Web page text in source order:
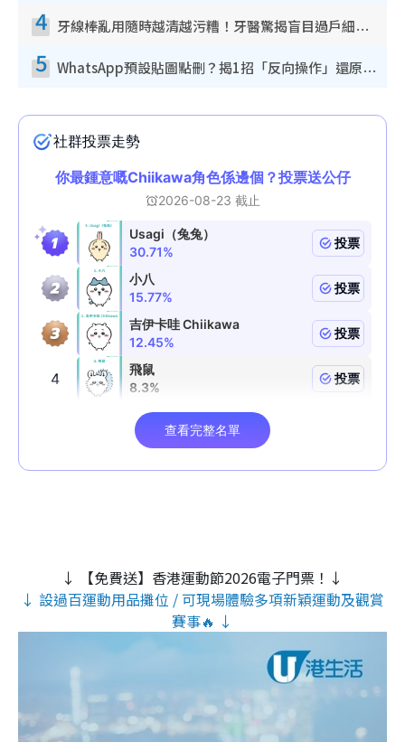
4 牙線棒亂用隨時越清越污糟！牙醫驚揭盲目過戶細菌恐致蛀牙：呢種先係日常真保養
5 WhatsApp預設貼圖點刪？揭1招「反向操作」還原簡潔介面 附3步實測教學
↓ 【免費送】香港運動節2026電子門票！↓
↓ 設過百運動用品攤位 / 可現場體驗多項新穎運動及觀賞
賽事🔥 ↓